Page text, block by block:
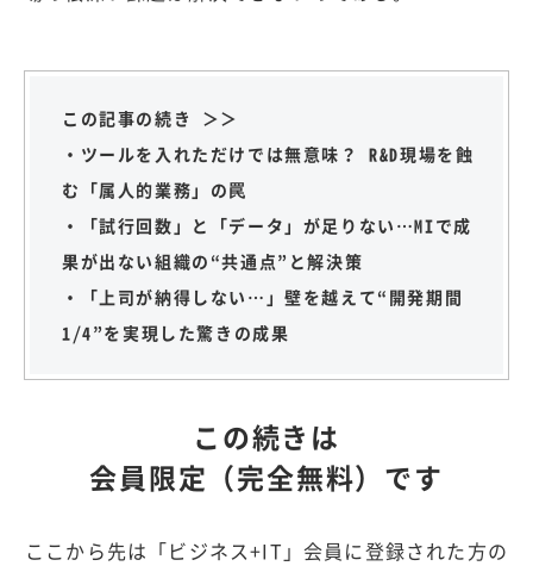
この記事の続き ＞＞
・ツールを入れただけでは無意味？ R&D現場を蝕
む「属人的業務」の罠
・「試行回数」と「データ」が足りない…MIで成
果が出ない組織の“共通点”と解決策
・「上司が納得しない…」壁を越えて“開発期間
1/4”を実現した驚きの成果
この続きは
会員限定（完全無料）です
ここから先は「ビジネス+IT」会員に登録された方の